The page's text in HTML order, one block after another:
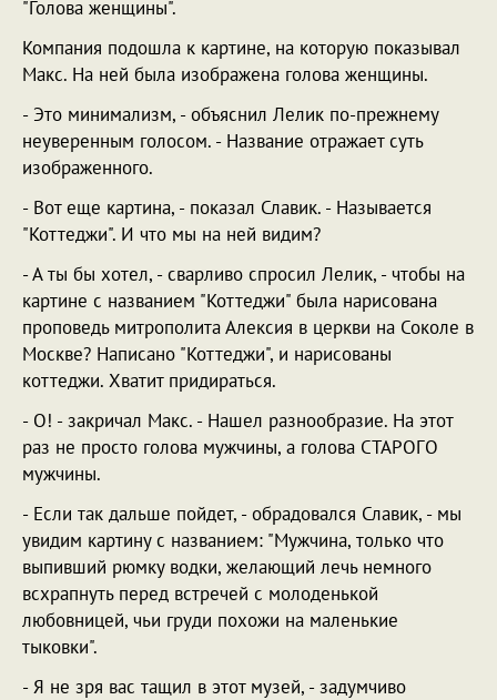
"Голова женщины".
Компания подошла к картине, на которую показывал
Макс. На ней была изображена голова женщины.
- Это минимализм, - объяснил Лелик по-прежнему
неуверенным голосом. - Название отражает суть
изображенного.
- Вот еще картина, - показал Славик. - Называется
"Коттеджи". И что мы на ней видим?
- А ты бы хотел, - сварливо спросил Лелик, - чтобы на
картине с названием "Коттеджи" была нарисована
проповедь митрополита Алексия в церкви на Соколе в
Москве? Написано "Коттеджи", и нарисованы
коттеджи. Хватит придираться.
- О! - закричал Макс. - Нашел разнообразие. На этот
раз не просто голова мужчины, а голова СТАРОГО
мужчины.
- Если так дальше пойдет, - обрадовался Славик, - мы
увидим картину с названием: "Мужчина, только что
выпивший рюмку водки, желающий лечь немного
всхрапнуть перед встречей с молоденькой
любовницей, чьи груди похожи на маленькие
тыковки".
- Я не зря вас тащил в этот музей, - задумчиво